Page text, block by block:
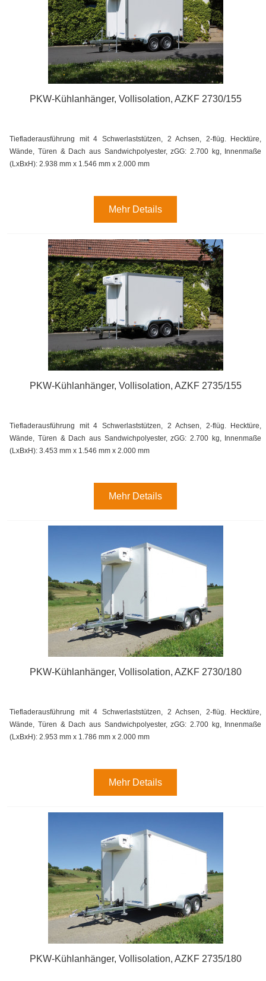
PKW-Kühlanhänger, Vollisolation, AZKF 2730/155
Tiefladerausführung mit 4 Schwerlaststützen, 2 Achsen, 2-flüg. Hecktüre,
Wände, Türen & Dach aus Sandwichpolyester, zGG: 2.700 kg, Innenmaße
(LxBxH): 2.938 mm x 1.546 mm x 2.000 mm
Mehr Details
PKW-Kühlanhänger, Vollisolation, AZKF 2735/155
Tiefladerausführung mit 4 Schwerlaststützen, 2 Achsen, 2-flüg. Hecktüre,
Wände, Türen & Dach aus Sandwichpolyester, zGG: 2.700 kg, Innenmaße
(LxBxH): 3.453 mm x 1.546 mm x 2.000 mm
Mehr Details
PKW-Kühlanhänger, Vollisolation, AZKF 2730/180
Tiefladerausführung mit 4 Schwerlaststützen, 2 Achsen, 2-flüg. Hecktüre,
Wände, Türen & Dach aus Sandwichpolyester, zGG: 2.700 kg, Innenmaße
(LxBxH): 2.953 mm x 1.786 mm x 2.000 mm
Mehr Details
PKW-Kühlanhänger, Vollisolation, AZKF 2735/180